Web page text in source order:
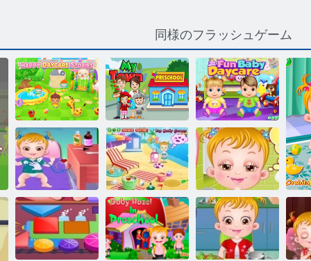
同様のフラッシュゲーム
楽しい保育園
の物語
マイタウンプ
リスクール
デイケアシミ
ュレーター
ベビーヘーゼ
ルは病気ゴー
ズ
ビーチでベビ
ーヘーゼル
ベビーヘーゼ
ルベッドタイ
ム